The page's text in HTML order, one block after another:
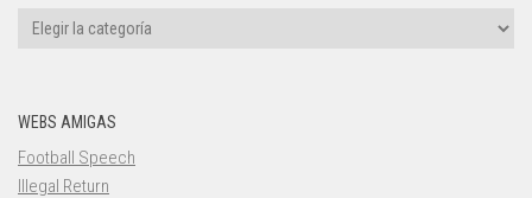
Categorías
WEBS AMIGAS
Football Speech
Illegal Return